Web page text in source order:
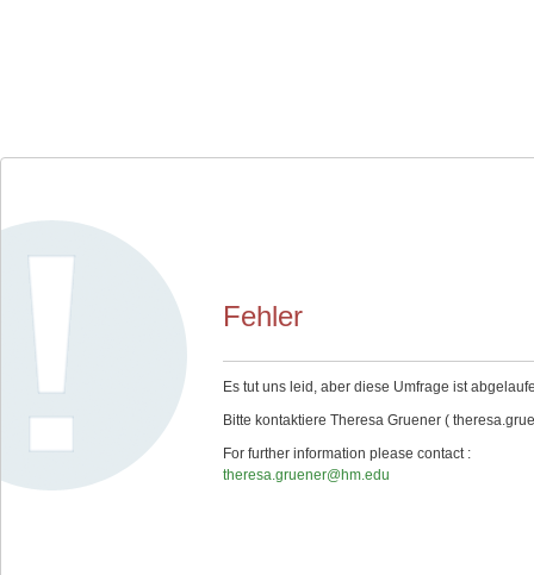
Fehler
Es tut uns leid, aber diese Umfrage ist
Bitte kontaktiere Theresa Gruener (
For further information please contact :
theresa.gruener@hm.edu